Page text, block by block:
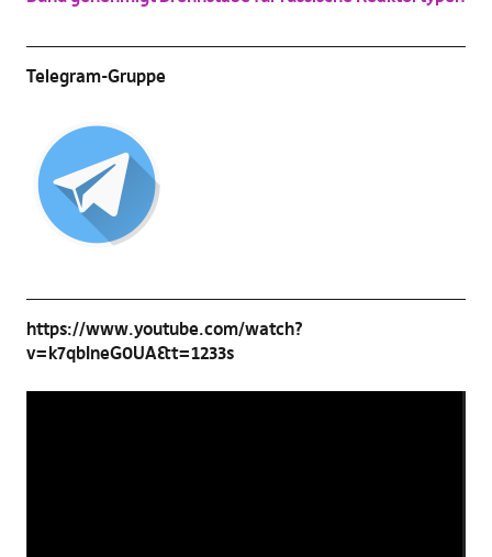
Telegram-Gruppe
https://www.youtube.com/watch?
v=k7qbIneG0UA&t=1233s